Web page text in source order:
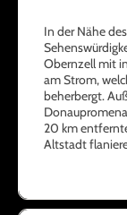
In der Nähe
Obernzell mit
am Strom,
beherbergt.
20 km
Altstadt